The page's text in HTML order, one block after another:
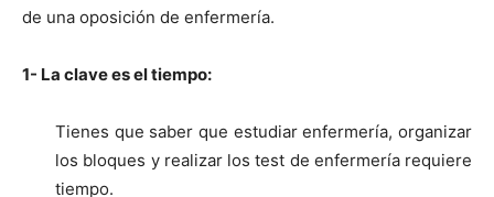
de una oposición de enfermería.
1- La clave es el tiempo:
Tienes que saber que estudiar enfermería, organizar
los bloques y realizar los test de enfermería requiere
tiempo.